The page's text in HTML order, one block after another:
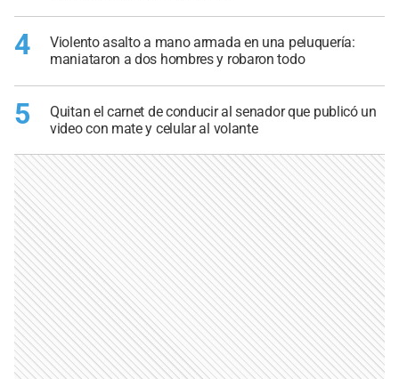
4
Violento asalto a mano armada en una peluquería:
maniataron a dos hombres y robaron todo
5
Quitan el carnet de conducir al senador que publicó un
video con mate y celular al volante